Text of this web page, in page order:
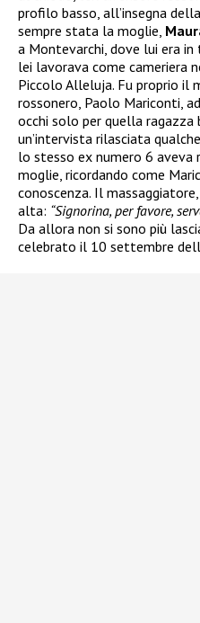
profilo basso, all’insegna
sempre stata la moglie,
a Montevarchi, dove lui era
lei lavorava come cameriera
Piccolo Alleluja. Fu proprio il
rossonero, Paolo Mariconti,
occhi solo per quella ragazza
un’intervista rilasciata
lo stesso ex numero 6 aveva
moglie, ricordando come
conoscenza. Il
alta: “Signorina, per favore,
Da allora non si sono più
celebrato il 10 settembre